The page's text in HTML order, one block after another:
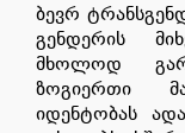
ბევრ
გენდერის
მხოლოდ
ზოგიერთი
იდენტობას